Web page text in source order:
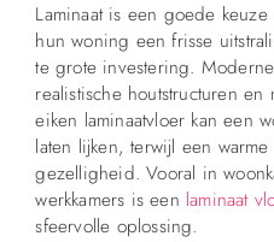
Laminaat is een goede
hun woning een frisse
te grote investering.
realistische houtstructuren
eiken laminaatvloer kan een
laten lijken, terwijl een
gezelligheid. Vooral in
werkkamers is een laminaat
sfeervolle oplossing.